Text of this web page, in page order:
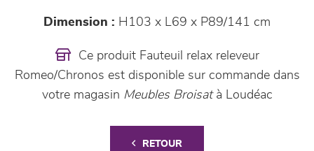
Dimension : H103 x L69 x P89/141 cm
Ce produit Fauteuil relax releveur
Romeo/Chronos est disponible sur commande dans
votre magasin Meubles Broisatà Loudéac
RETOUR